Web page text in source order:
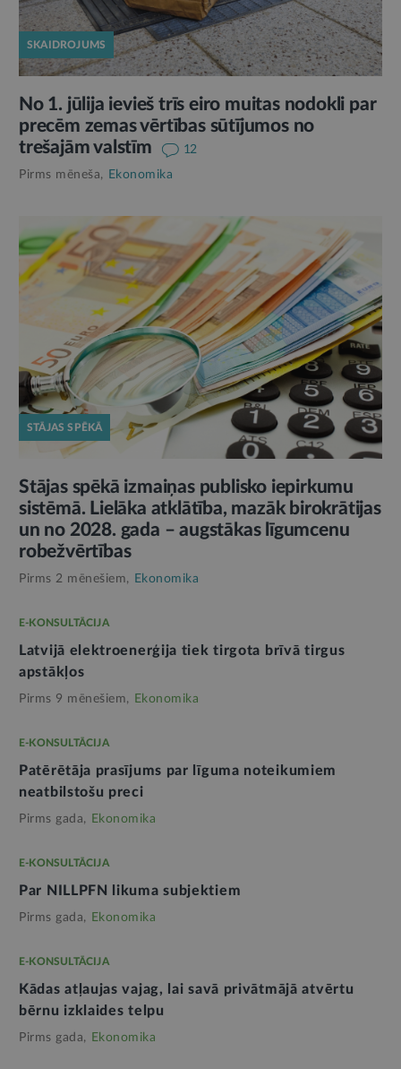
SKAIDROJUMS
No 1. jūlija ievieš trīs eiro muitas nodokli par
precēm zemas vērtības sūtījumos no
trešajām valstīm
12
Pirms mēneša, Ekonomika
STĀJAS SPĒKĀ
Stājas spēkā izmaiņas publisko iepirkumu
sistēmā. Lielāka atklātība, mazāk birokrātijas
un no 2028. gada – augstākas līgumcenu
robežvērtības
Pirms 2 mēnešiem, Ekonomika
E-KONSULTĀCIJA
Latvijā elektroenerģija tiek tirgota brīvā tirgus
apstākļos
Pirms 9 mēnešiem, Ekonomika
E-KONSULTĀCIJA
Patērētāja prasījums par līguma noteikumiem
neatbilstošu preci
Pirms gada, Ekonomika
E-KONSULTĀCIJA
Par NILLPFN likuma subjektiem
Pirms gada, Ekonomika
E-KONSULTĀCIJA
Kādas atļaujas vajag, lai savā privātmājā atvērtu
bērnu izklaides telpu
Pirms gada, Ekonomika